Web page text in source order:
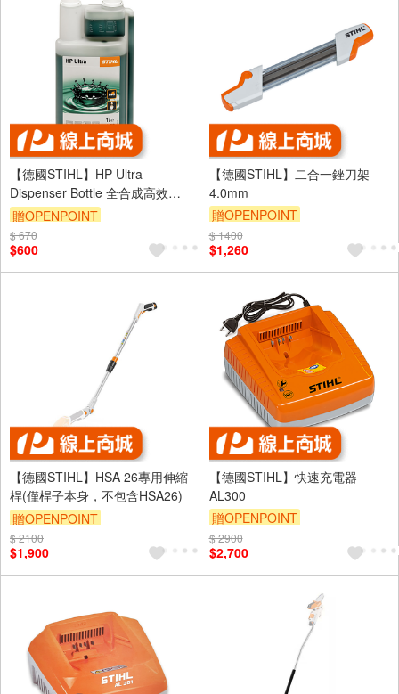
【德國STIHL】HP Ultra
Dispenser Bottle 全合成高效二
行程機油 1L
贈OPENPOINT
$ 670
$600
【德國STIHL】二合一銼刀架
4.0mm
贈OPENPOINT
$ 1400
$1,260
【德國STIHL】HSA 26專用伸縮
桿(僅桿子本身，不包含HSA26)
贈OPENPOINT
$ 2100
$1,900
【德國STIHL】快速充電器
AL300
贈OPENPOINT
$ 2900
$2,700